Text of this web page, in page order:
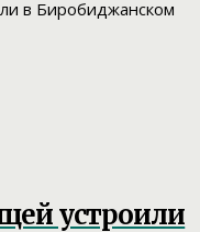
устроили